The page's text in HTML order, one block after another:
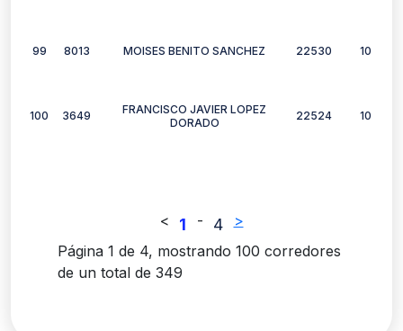
99 8013 MOISES BENITO SANCHEZ 22530 10
100 3649
FRANCISCO JAVIER LOPEZ
DORADO
22524 10
< 1 - 4
>
Página 1 de 4, mostrando 100 corredores
de un total de 349